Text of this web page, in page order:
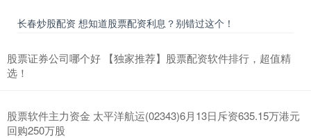
长春炒股配资 想知道股票配资利息？别错过这个！
股票证券公司哪个好 【独家推荐】股票配资软件排行，超值精
选！
股票软件主力资金 太平洋航运(02343)6月13日斥资635.15万港元
回购250万股